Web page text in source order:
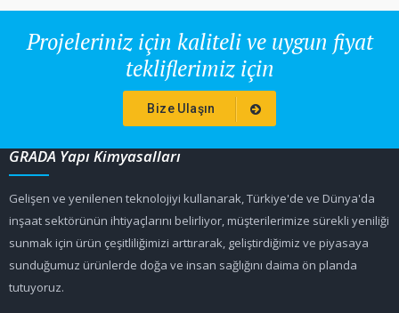
Projeleriniz için kaliteli ve uygun fiyat
tekliflerimiz için
Bize Ulaşın
GRADA Yapı Kimyasalları
Gelişen ve yenilenen teknolojiyi kullanarak, Türkiye'de ve Dünya'da
inşaat sektörünün ihtiyaçlarını belirliyor, müşterilerimize sürekli yeniliği
sunmak için ürün çeşitliliğimizi arttırarak, geliştirdiğimiz ve piyasaya
sunduğumuz ürünlerde doğa ve insan sağlığını daima ön planda
tutuyoruz.